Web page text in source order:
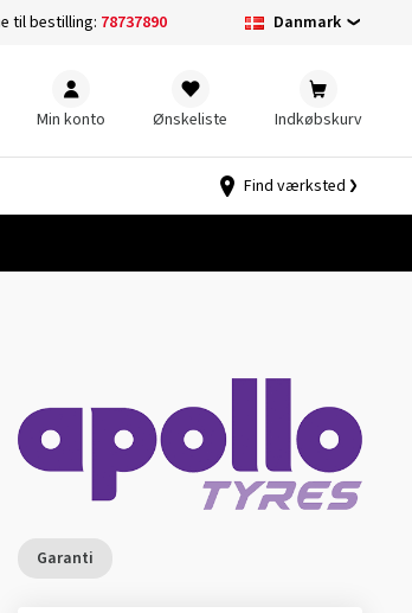
til bestilling: 78737890 Danmark
Min konto Ønskeliste Indkøbskurv
Find værksted
Garanti